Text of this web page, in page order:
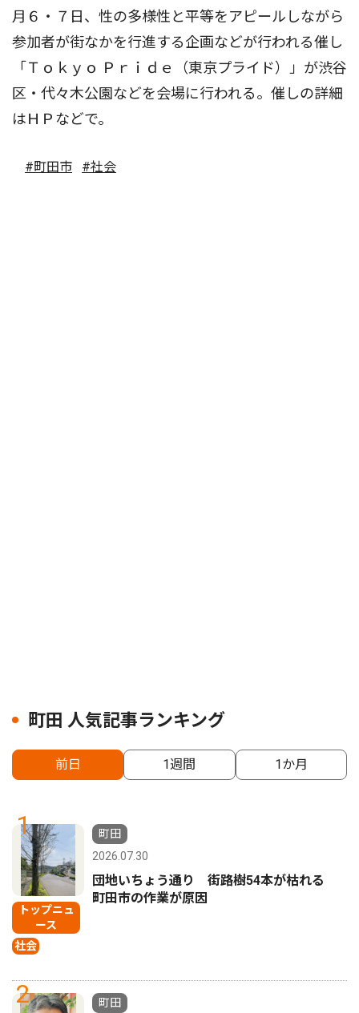
月６・７日、性の多様性と平等をアピールしながら
参加者が街なかを行進する企画などが行われる催し
「Ｔｏｋｙｏ Ｐｒｉｄｅ（東京プライド）」が渋谷
区・代々木公園などを会場に行われる。催しの詳細
はＨＰなどで。
#町田市 #社会
町田 人気記事ランキング
前日 1週間 1か月
1
トップニュ
ース
社会
町田
2026.07.30
団地いちょう通り 街路樹54本が枯れる
町田市の作業が原因
2
町田